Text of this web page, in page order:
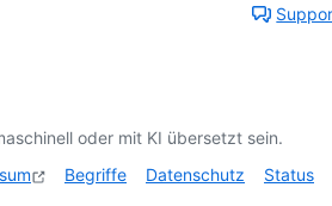
oder mit KI übersetzt sein.
Begriffe Datenschutz Status